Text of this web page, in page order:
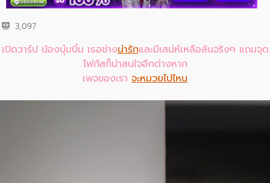
3,097
เปิดวาร์ป น้องบุ๋มบิ๋ม เธอช่างน่ารักและมีเสน่ห์เหลือล้นจริงๆ แถมจุด
โฟกัสก็น่าสนใจอีกต่างหาก
เพจของเรา จะหมวยไปไหน